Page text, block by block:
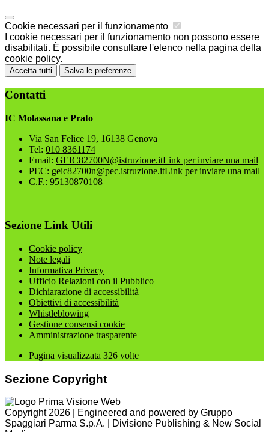
Cookie necessari per il funzionamento
I cookie necessari per il funzionamento non possono essere
disabilitati. È possibile consultare l'elenco nella pagina della
cookie policy.
Accetta tutti Salva le preferenze
Contatti
IC Molassana e Prato
Via San Felice 19, 16138 Genova
Tel: 010 8361174
Email: GEIC82700N@istruzione.itLink per inviare una mail
PEC: geic82700n@pec.istruzione.itLink per inviare una mail
C.F.: 95130870108
Sezione Link Utili
Cookie policy
Note legali
Informativa Privacy
Ufficio Relazioni con il Pubblico
Dichiarazione di accessibilità
Obiettivi di accessibilità
Whistleblowing
Gestione consensi cookie
Amministrazione trasparente
Pagina visualizzata 326 volte
Sezione Copyright
Copyright 2026 | Engineered and powered by Gruppo
Spaggiari Parma S.p.A. | Divisione Publishing & New Social